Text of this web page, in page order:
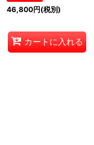
46,800円(税別)
カートに入れる